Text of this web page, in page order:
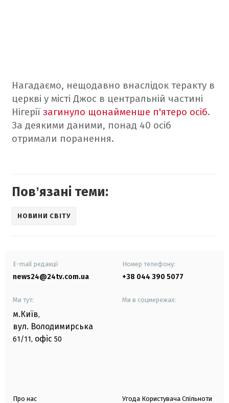
Нагадаємо, нещодавно внаслідок теракту в
церкві у місті Джос в центральній частині
Нігерії загинуло щонайменше п'ятеро осіб.
За деякими даними, понад 40 осіб
отримали поранення.
Повʼязані теми:
НОВИНИ СВІТУ
E-mail редакції
news24@24tv.com.ua
Номер телефону:
+38 044 390 5077
Ми тут:
м.Київ,
вул. Володимирська
61/11, офіс 50
Ми в соцмережах:
Про нас Угода Користувача Спільноти